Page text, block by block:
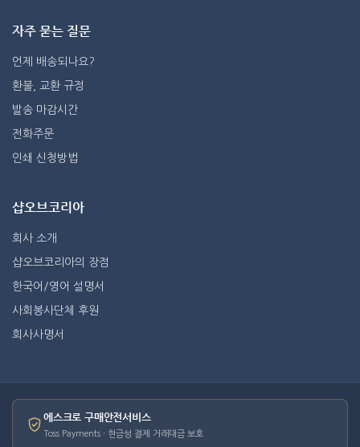
자주 묻는 질문
언제 배송되나요?
환불, 교환 규정
발송 마감시간
전화주문
인쇄 신청방법
샵오브코리아
회사 소개
샵오브코리아의 장점
한국어/영어 설명서
사회봉사단체 후원
회사사명서
에스크로 구매안전서비스
Toss Payments · 현금성 결제 거래대금 보호